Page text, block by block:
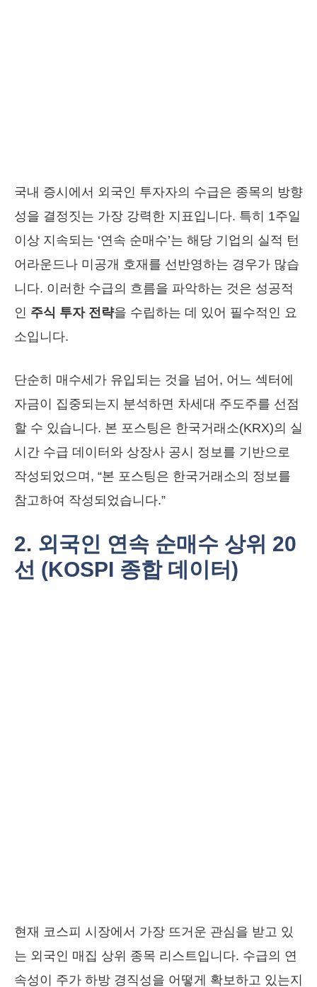
국내 증시에서 외국인 투자자의 수급은 종목의 방향
성을 결정짓는 가장 강력한 지표입니다. 특히 1주일
이상 지속되는 ‘연속 순매수’는 해당 기업의 실적 턴
어라운드나 미공개 호재를 선반영하는 경우가 많습
니다. 이러한 수급의 흐름을 파악하는 것은 성공적
인 주식 투자 전략을 수립하는 데 있어 필수적인 요
소입니다.
단순히 매수세가 유입되는 것을 넘어, 어느 섹터에
자금이 집중되는지 분석하면 차세대 주도주를 선점
할 수 있습니다. 본 포스팅은 한국거래소(KRX)의 실
시간 수급 데이터와 상장사 공시 정보를 기반으로
작성되었으며, “본 포스팅은 한국거래소의 정보를
참고하여 작성되었습니다.”
2. 외국인 연속 순매수 상위 20
선 (KOSPI 종합 데이터)
현재 코스피 시장에서 가장 뜨거운 관심을 받고 있
는 외국인 매집 상위 종목 리스트입니다. 수급의 연
속성이 주가 하방 경직성을 어떻게 확보하고 있는지